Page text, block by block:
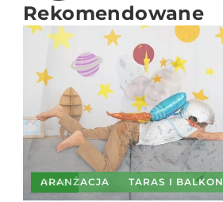
Rekomendowane
CHOROBY I SZKODNIKI
ARANŻACJA TARAS I BALKON
INNE